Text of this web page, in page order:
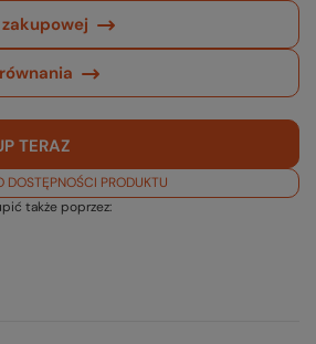
TERAZ
PRODUKTU
także poprzez: